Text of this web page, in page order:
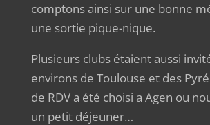
comptons ainsi sur une bonne
une sortie pique-nique.
Plusieurs clubs étaient aussi
environs de Toulouse et des
de RDV a été choisi a Agen ou
un petit déjeuner…